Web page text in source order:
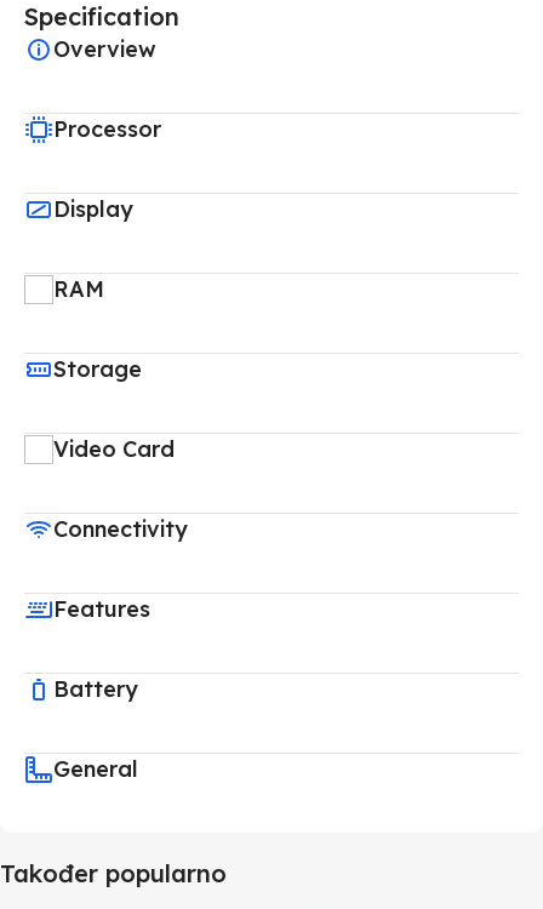
Specification
Overview
Processor
Display
RAM
Storage
Video Card
Connectivity
Features
Battery
General
Također popularno